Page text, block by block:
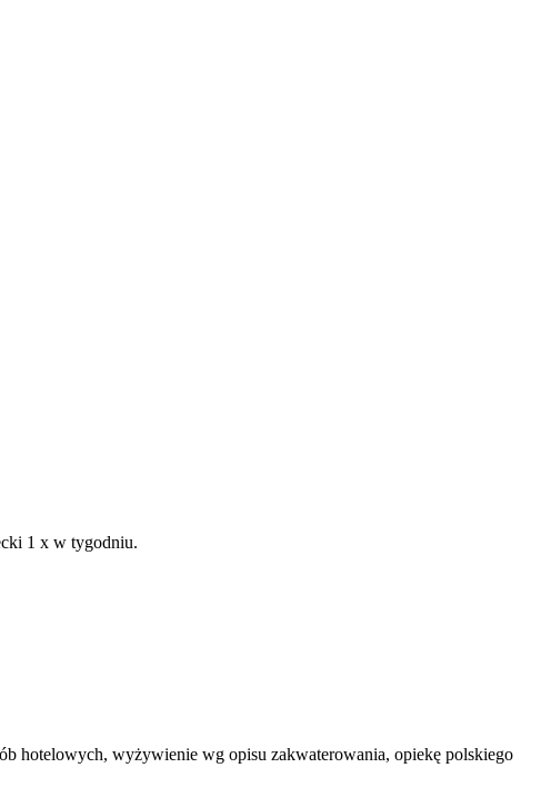
1 x w tygodniu.
hotelowych, wyżywienie wg opisu zakwaterowania, opiekę polskiego